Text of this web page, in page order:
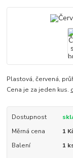
Plastová, červená,
Cena je za jeden kus.
Dostupnost
Měrná cena
1
Balení
1